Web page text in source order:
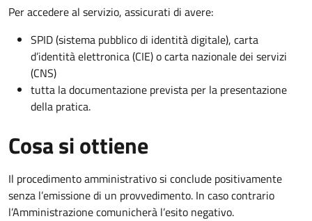
Per accedere al servizio, assicurati di avere:
SPID (sistema pubblico di identità digitale), carta
d’identità elettronica (CIE) o carta nazionale dei servizi
(CNS)
tutta la documentazione prevista per la presentazione
della pratica.
Cosa si ottiene
Il procedimento amministrativo si conclude positivamente
senza l’emissione di un provvedimento. In caso contrario
l’Amministrazione comunicherà l’esito negativo.